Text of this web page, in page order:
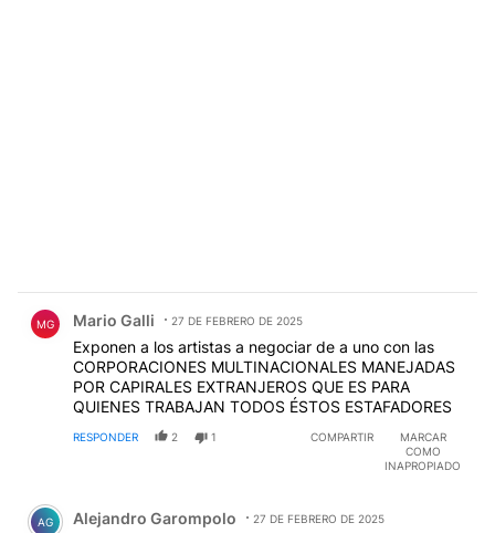
MG Mario Galli 27 DE FEBRERO DE 2025
Exponen a los artistas a negociar de a uno con las
CORPORACIONES MULTINACIONALES MANEJADAS
POR CAPIRALES EXTRANJEROS QUE ES PARA
QUIENES TRABAJAN TODOS ÉSTOS ESTAFADORES
RESPONDER 2 1 COMPARTIR
MARCAR
COMO
INAPROPIADO
Comentario de Alejandro Garompolo.
AG Alejandro Garompolo 27 DE FEBRERO DE 2025